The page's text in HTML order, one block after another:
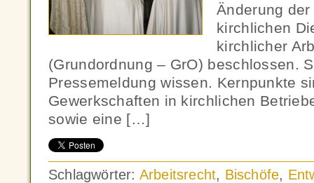
Änderung der
kirchlichen
kirchlicher
(Grundordnung – GrO) beschlossen.
Pressemeldung wissen. Kernpunkte
Gewerkschaften in kirchlichen
sowie eine […]
Schlagwörter: Arbeitsrecht, Bischöfe,